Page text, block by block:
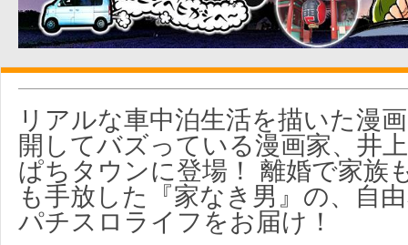
リアルな車中泊生活を描いた漫
開してバズっている漫画家、井
ぱちタウンに登場！ 離婚で家族
も手放した『家なき男』の、自
パチスロライフをお届け！